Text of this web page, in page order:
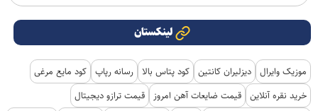
لینکستان
موزیک وایرال دیزلیران کانتین کود پتاس بالا رسانه رپاپ کود مایع مرغی
خرید نقره آنلاین قیمت ضایعات آهن امروز
قیمت ترازو دیجیتال